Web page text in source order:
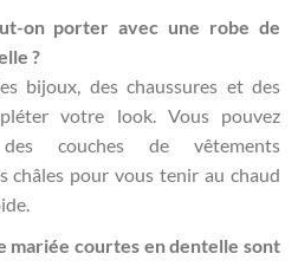
on porter avec une robe de
?
bijoux, des chaussures et des
votre look. Vous pouvez
couches de vêtements
châles pour vous tenir au chaud
mariée courtes en dentelle sont